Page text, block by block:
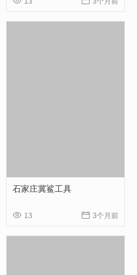
石家庄冀鲨工具
 13  3个月前